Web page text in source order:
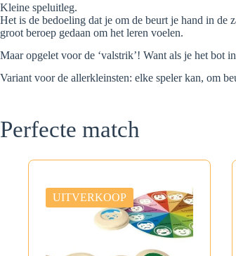
Kleine speluitleg.
Het is de bedoeling dat je om de beurt je hand in de
groot beroep gedaan om het leren voelen.
Maar opgelet voor de ‘valstrik’! Want als je het bot
Variant voor de allerkleinsten: elke speler kan, om
Perfecte match
UITVERKOOP